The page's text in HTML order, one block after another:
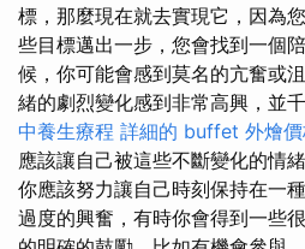
標，那麼現在就去實現它，因為
些目標邁出一步，您會找到一個
候，你可能會感到莫名的亢奮或
緒的劇烈變化感到非常高興，並
中養生療程 詳細的 buffet 外燴
應該讓自己被這些不斷變化的情
你應該努力讓自己時刻保持在一
過度的興奮，有時你會得到一些